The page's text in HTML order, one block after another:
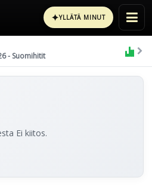
✦YLLÄTÄ MINUT
- Suomihitit
Ei kiitos.